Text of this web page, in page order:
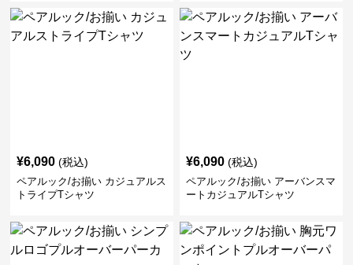
¥6,090 (税込)
ペアルック/お揃い カジュアルス
トライプTシャツ
¥6,090 (税込)
ペアルック/お揃い アーバンスマ
ートカジュアルTシャツ